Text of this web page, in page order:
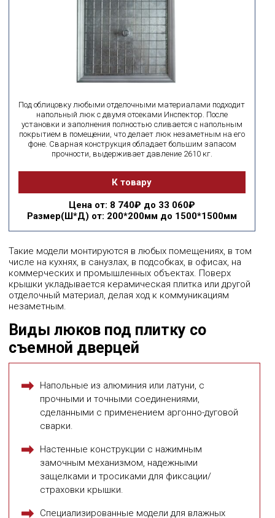
Под облицовку любыми отделочными материалами подходит
напольный люк с двумя отсеками Инспектор. После
установки и заполнения полностью сливается с напольным
покрытием в помещении, что делает люк незаметным на его
фоне. Сварная конструкция обладает большим запасом
прочности, выдерживает давление 2610 кг.
К товару
Ценаот: 8 740₽ до 33 060₽
Размер(Ш*Д) от: 200*200мм до 1500*1500мм
Такие модели монтируются в любых помещениях, в том
числе на кухнях, в санузлах, в подсобках, в офисах, на
коммерческих и промышленных объектах. Поверх
крышки укладывается керамическая плитка или другой
отделочный материал, делая ход к коммуникациям
незаметным.
Виды люков под плитку со
съемной дверцей
Напольные из алюминия или латуни, с
прочными и точными соединениями,
сделанными с применением аргонно-дуговой
сварки.
Настенные конструкции с нажимным
замочным механизмом, надежными
защелками и тросиками для фиксации/
страховки крышки.
Специализированные модели для влажных